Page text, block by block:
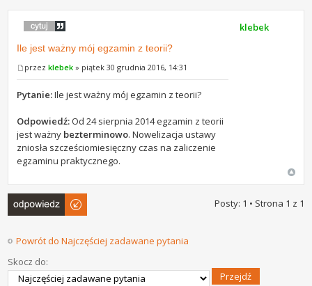
Ile jest ważny mój egzamin z teorii?
przezklebek » piątek 30 grudnia 2016, 14:31
Pytanie:Ile jest ważny mój egzamin z teorii?
Odpowiedź:Od 24 sierpnia 2014 egzamin z teorii
jest ważny bezterminowo. Nowelizacja ustawy
zniosła szcześciomiesięczny czas na zaliczenie
egzaminu praktycznego.
klebek
Odpowiedz
Posty: 1 • Strona 1 z 1
Powrót do Najczęściej zadawane pytania
Skocz do: